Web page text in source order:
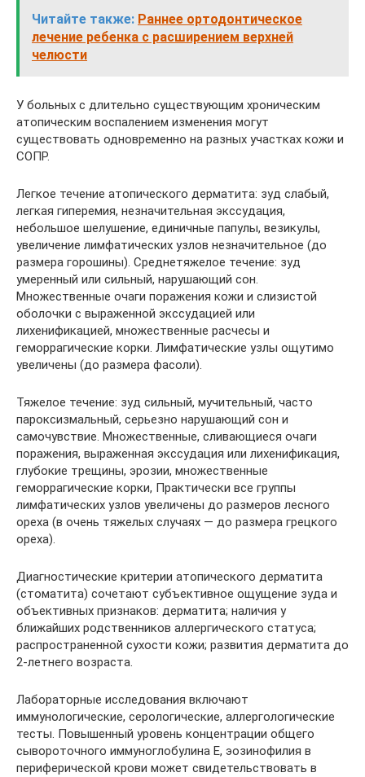
Читайте также: Раннее ортодонтическое
лечение ребенка с расширением верхней
челюсти
У больных с длительно существующим хроническим
атопическим воспалением изменения могут
существовать одновременно на разных участках кожи и
СОПР.
Легкое течение атопического дерматита: зуд слабый,
легкая гиперемия, незначительная экссудация,
небольшое шелушение, единичные папулы, везикулы,
увеличение лимфатических узлов незначительное (до
размера горошины). Среднетяжелое течение: зуд
умеренный или сильный, нарушающий сон.
Множественные очаги поражения кожи и слизистой
оболочки с выраженной экссудацией или
лихенификацией, множественные расчесы и
геморрагические корки. Лимфатические узлы ощутимо
увеличены (до размера фасоли).
Тяжелое течение: зуд сильный, мучительный, часто
пароксизмальный, серьезно нарушающий сон и
самочувствие. Множественные, сливающиеся очаги
поражения, выраженная экссудация или лихенификация,
глубокие трещины, эрозии, множественные
геморрагические корки, Практически все группы
лимфатических узлов увеличены до размеров лесного
ореха (в очень тяжелых случаях — до размера грецкого
ореха).
Диагностические критерии атопического дерматита
(стоматита) сочетают субъективное ощущение зуда и
объективных признаков: дерматита; наличия у
ближайших родственников аллергического статуса;
распространенной сухости кожи; развития дерматита до
2-летнего возраста.
Лабораторные исследования включают
иммунологические, серологические, аллергологические
тесты. Повышенный уровень концентрации общего
сывороточного иммуноглобулина Е, эозинофилия в
периферической крови может свидетельствовать в